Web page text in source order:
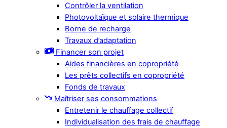
Contrôler la ventilation
Photovoltaïque et solaire thermique
Borne de recharge
Travaux d’adaptation
Financer son projet
Aides financières en copropriété
Les prêts collectifs en copropriété
Fonds de travaux
Maîtriser ses consommations
Entretenir le chauffage collectif
Individualisation des frais de chauffage